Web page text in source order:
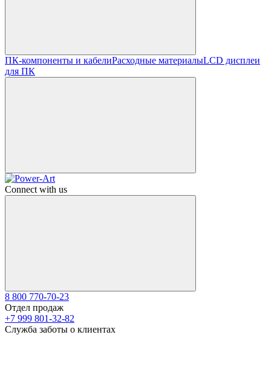
ПК-компоненты и кабелиРасходные материалыLCD дисплеи
для ПК
Connect with us
8 800 770-70-23
Отдел продаж
+7 999 801-32-82
Служба заботы о клиентах